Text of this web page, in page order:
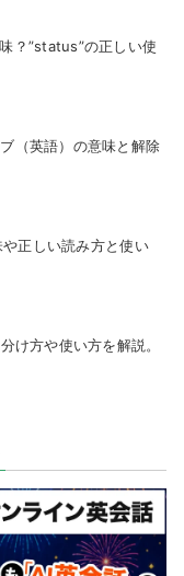
？”status”の正しい使
（英語）の意味と解除
や正しい読み方と使い
け方や使い方を解説。